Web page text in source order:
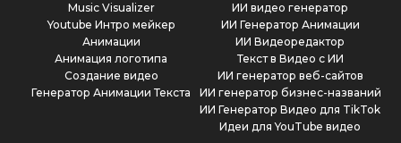
Music Visualizer
Youtube Интро мейкер
Анимации
Анимация логотипа
Создание видео
Генератор Анимации Текста
ИИ видео генератор
ИИ Генератор Анимации
ИИ Видеоредактор
Текст в Видео с ИИ
ИИ генератор веб-сайтов
ИИ генератор бизнес-названий
ИИ Генератор Видео для TikTok
Идеи для YouTube видео